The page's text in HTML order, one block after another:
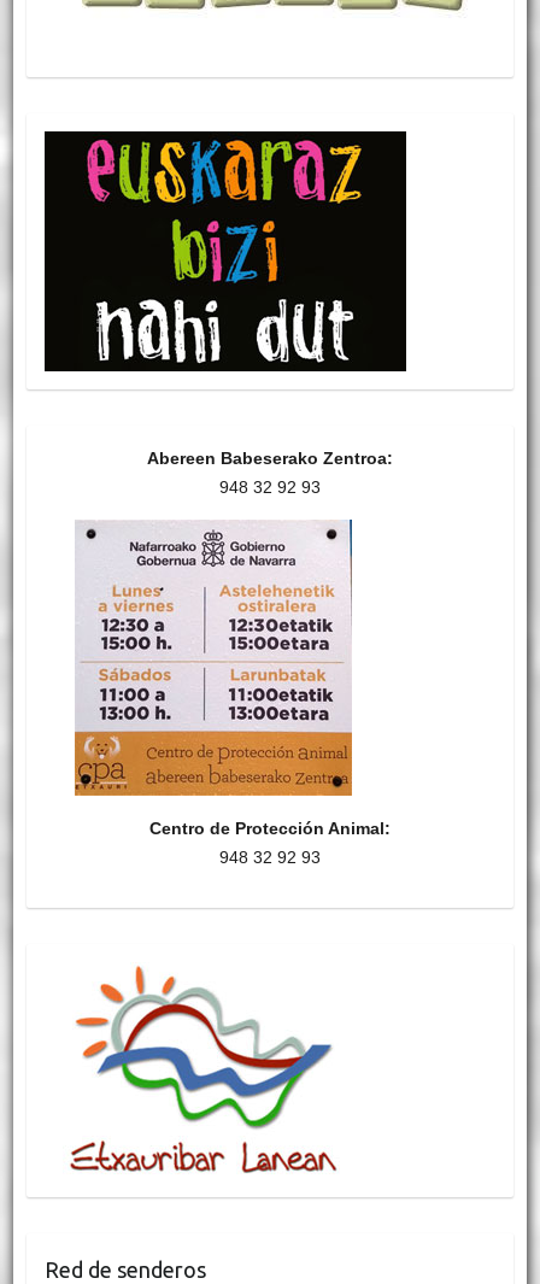
Abereen Babeserako Zentroa:
948 32 92 93
Centro de Protección Animal:
948 32 92 93
Red de senderos